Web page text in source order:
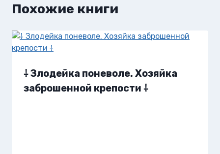
Похожие книги
⸸ Злодейка поневоле. Хозяйка
заброшенной крепости ⸸